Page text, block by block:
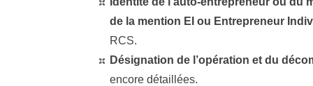
de la mention EI ou Entrepreneur
RCS.
Désignation de l’opération et du
encore détaillées.